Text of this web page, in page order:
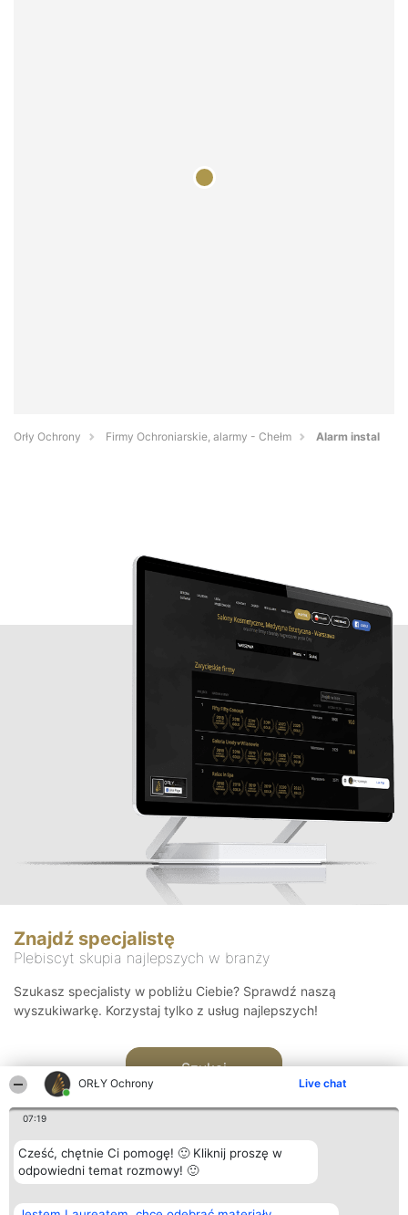
ORŁY Ochrony Live chat
07:19
Cześć, chętnie Ci pomogę! 🙂 Kliknij proszę w
odpowiedni temat rozmowy! 🙂
Orły Ochrony Firmy Ochroniarskie, alarmy - Chełm Alarm instal
Znajdź specjalistę
Plebiscyt skupia najlepszych w branży
Szukasz specjalisty w pobliżu Ciebie? Sprawdź naszą
wyszukiwarkę. Korzystaj tylko z usług najlepszych!
Szukaj
Organizator plebiscytu Plebiscyt Kontakt